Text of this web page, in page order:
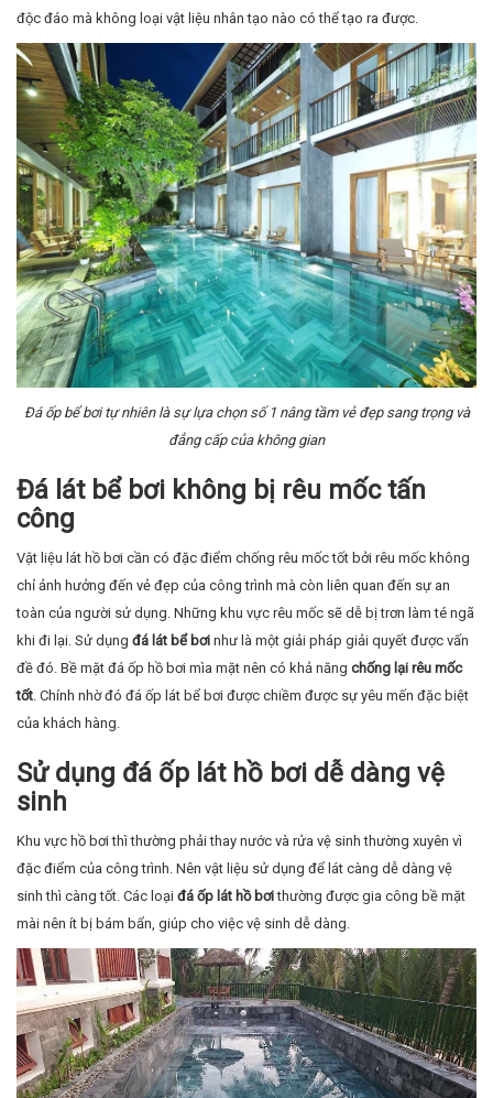
độc đáo mà không loại vật liệu nhân tạo nào có thể tạo ra được.
Đá ốp bể bơi tự nhiên là sự lựa chọn số 1 nâng tầm vẻ đẹp sang trọng và
đẳng cấp của không gian
Đá lát bể bơi không bị rêu mốc tấn
công
Vật liệu lát hồ bơi cần có đặc điểm chống rêu mốc tốt bởi rêu mốc không
chỉ ảnh hưởng đến vẻ đẹp của công trình mà còn liên quan đến sự an
toàn của người sử dụng. Những khu vực rêu mốc sẽ dễ bị trơn làm té ngã
khi đi lại. Sử dụng đá lát bể bơi như là một giải pháp giải quyết được vấn
đề đó. Bề mặt đá ốp hồ bơi mìa mặt nên có khả năng chống lại rêu mốc
tốt. Chính nhờ đó đá ốp lát bể bơi được chiềm được sự yêu mến đặc biệt
của khách hàng.
Sử dụng đá ốp lát hồ bơi dễ dàng vệ
sinh
Khu vực hồ bơi thì thường phải thay nước và rửa vệ sinh thường xuyên vì
đặc điểm của công trình. Nên vật liệu sử dụng để lát càng dễ dàng vệ
sinh thì càng tốt. Các loại đá ốp lát hồ bơithường được gia công bề mặt
mài nên ít bị bám bẩn, giúp cho việc vệ sinh dễ dàng.